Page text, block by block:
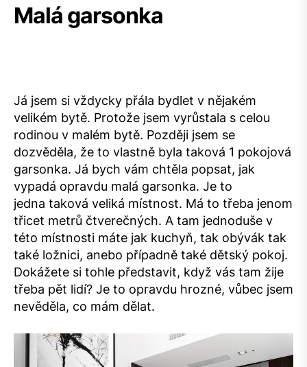
Malá garsonka
Já jsem si vždycky přála bydlet v nějakém
velikém bytě. Protože jsem vyrůstala s celou
rodinou v malém bytě. Později jsem se
dozvěděla, že to vlastně byla taková 1 pokojová
garsonka. Já bych vám chtěla popsat, jak
vypadá opravdu malá garsonka. Je to
jedna taková veliká místnost. Má to třeba jenom
třicet metrů čtverečných. A tam jednoduše v
této místnosti máte jak kuchyň, tak obývák tak
také ložnici, anebo případně také dětský pokoj.
Dokážete si tohle představit, když vás tam žije
třeba pět lidí? Je to opravdu hrozné, vůbec jsem
nevěděla, co mám dělat.